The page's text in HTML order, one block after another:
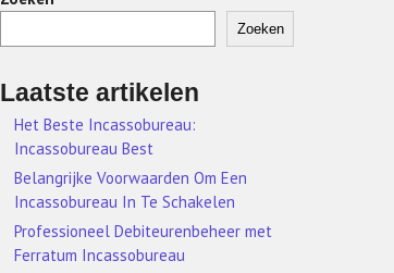
Zoeken
Laatste artikelen
Het Beste Incassobureau:
Incassobureau Best
Belangrijke Voorwaarden Om Een
Incassobureau In Te Schakelen
Professioneel Debiteurenbeheer met
Ferratum Incassobureau